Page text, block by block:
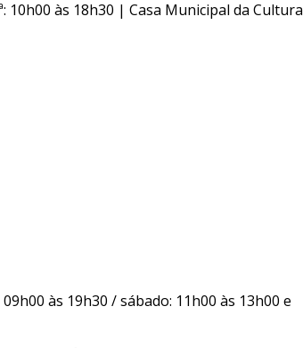
10h00 às 18h30 | Casa Municipal da Cultura
09h00 às 19h30 / sábado: 11h00 às 13h00 e